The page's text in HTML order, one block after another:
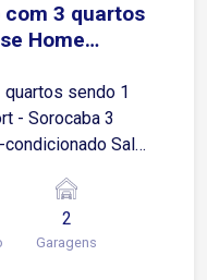
3 quartos
Home
sendo 1
- Sorocaba 3
Sala
com armário e
completa
social 2 vagas de
2
Garagens